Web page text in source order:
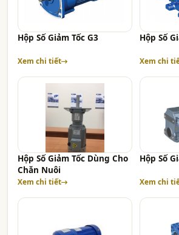
Hộp Số Giảm Tốc G3
Xem chi tiết
Hộp Số
Xem chi
Hộp Số Giảm Tốc Dùng Cho
Chăn Nuôi
Xem chi tiết
Hộp Số
Xem chi